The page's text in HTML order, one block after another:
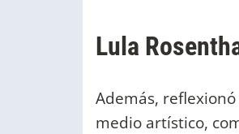
Lula
Además,
medio artístico,